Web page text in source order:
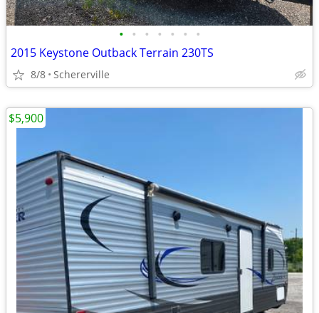
• • • • • • •
2015 Keystone Outback Terrain 230TS
8/8 Schererville
$5,900